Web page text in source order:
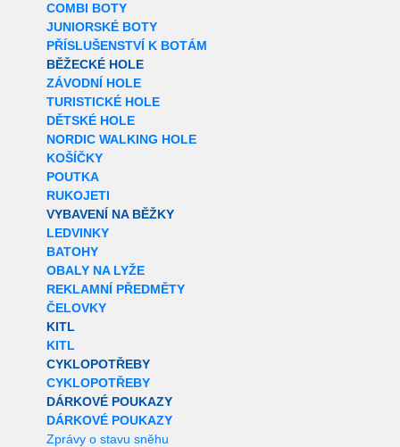
COMBI BOTY
JUNIORSKÉ BOTY
PŘÍSLUŠENSTVÍ K BOTÁM
BĚŽECKÉ HOLE
ZÁVODNÍ HOLE
TURISTICKÉ HOLE
DĚTSKÉ HOLE
NORDIC WALKING HOLE
KOŠÍČKY
POUTKA
RUKOJETI
VYBAVENÍ NA BĚŽKY
LEDVINKY
BATOHY
OBALY NA LYŽE
REKLAMNÍ PŘEDMĚTY
ČELOVKY
KITL
KITL
CYKLOPOTŘEBY
CYKLOPOTŘEBY
DÁRKOVÉ POUKAZY
DÁRKOVÉ POUKAZY
Zprávy o stavu sněhu